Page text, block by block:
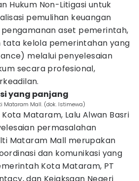
Hukum Non-Litigasi untuk
pemulihan keuangan
aset pemerintah,
tata kelola pemerintahan yang
melalui penyelesaian
secara profesional,
yang panjang
Mataram Mall. (dok. Istimewa)
Mataram, Lalu Alwan Basri
permasalahan
Mataram Mall merupakan
dan komunikasi yang
Kota Mataram, PT